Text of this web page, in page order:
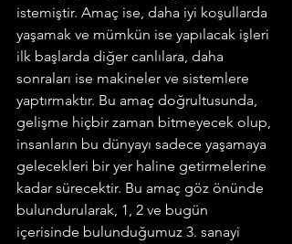
istemiştir. Amaç ise, daha iyi koşullarda
yaşamak ve mümkün ise yapılacak işleri
ilk başlarda diğer canlılara, daha
sonraları ise makineler ve sistemlere
yaptırmaktır. Bu amaç doğrultusunda,
gelişme hiçbir zaman bitmeyecek olup,
insanların bu dünyayı sadece yaşamaya
gelecekleri bir yer haline getirmelerine
kadar sürecektir. Bu amaç göz önünde
bulundurularak, 1, 2 ve bugün
içerisinde bulunduğumuz 3. sanayi